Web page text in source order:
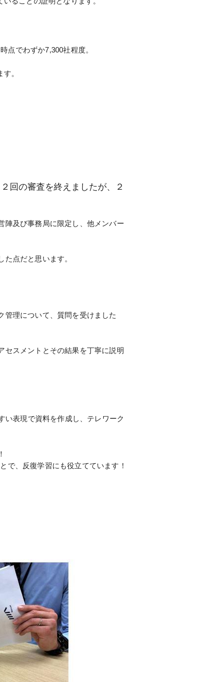
点でわずか7,300社程度。
。
回の審査を終えましたが、２
陣及び事務局に限定し、他メンバー
点だと思います。
管理について、質問を受けました
セスメントとその結果を丁寧に説明
い表現で資料を作成し、テレワーク
で、反復学習にも役立てています！